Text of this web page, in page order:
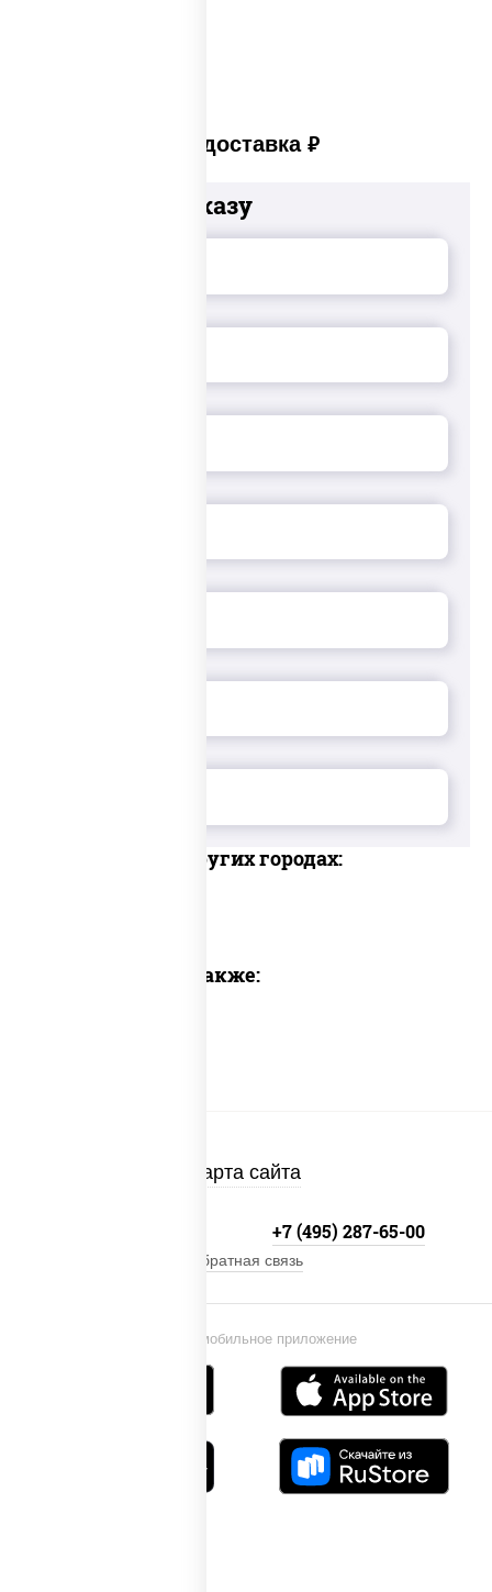
Платная доставка руб
Добавьте к заказу
Доставка в других городах:
Предлагаем также:
Карта сайта
Установи мобильное приложение
+7 (495) 287-65-00
Обратная связь